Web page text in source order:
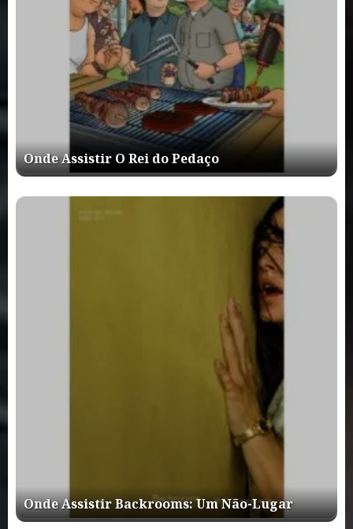
Onde Assistir O Rei do Pedaço
Onde Assistir Backrooms: Um Não-Lugar